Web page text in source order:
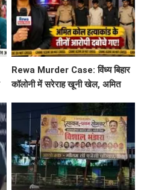
Rewa Murder Case: विंध्य बिहार
कॉलोनी में सरेराह खूनी खेल, अमित